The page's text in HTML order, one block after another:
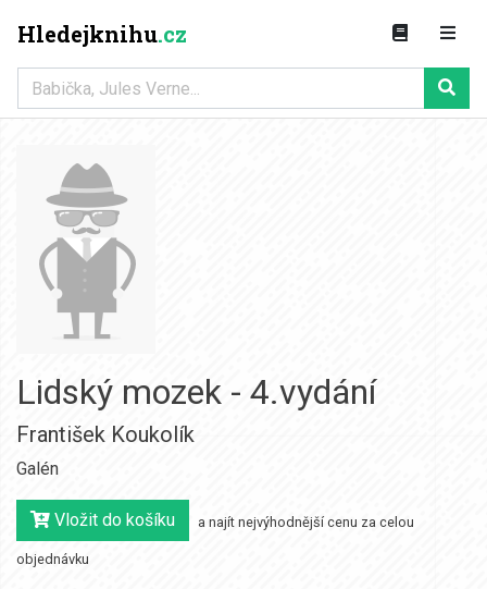
Hledejknihu.cz
Lidský mozek - 4.vydání
František Koukolík
Galén
Vložit do košíku a najít nejvýhodnější cenu za celou
objednávku